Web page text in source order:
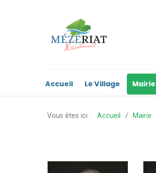
Accueil Le Village Mairie
Vous êtes ici : Accueil Mairie